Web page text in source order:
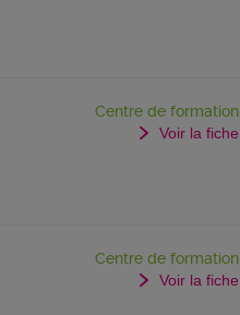
Centre de formation
Voir la fiche
Centre de formation
Voir la fiche